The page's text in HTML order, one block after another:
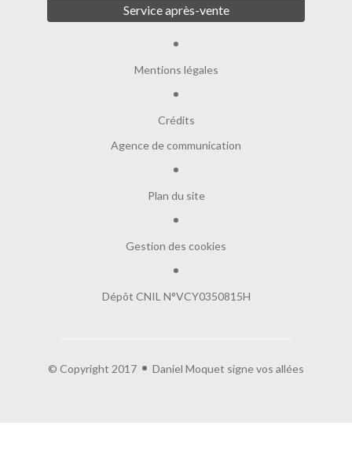
Service après-vente
Mentions légales
Crédits
Agence de communication
Plan du site
Gestion des cookies
Dépôt CNIL N°VCY0350815H
© Copyright 2017 Daniel Moquet signe vos allées